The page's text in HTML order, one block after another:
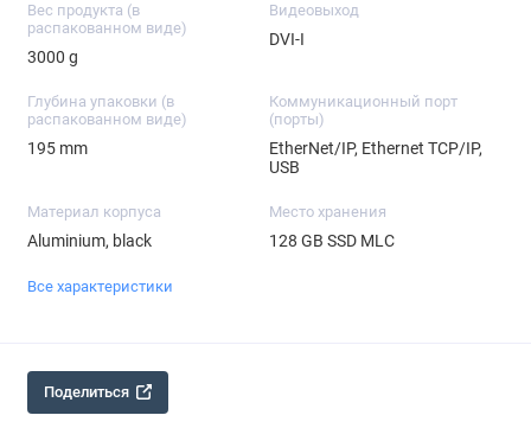
Вес продукта (в
распакованном виде)
3000 g
Видеовыход
DVI-I
Глубина упаковки (в
распакованном виде)
195 mm
Коммуникационный порт
(порты)
EtherNet/IP, Ethernet TCP/IP,
USB
Материал корпуса
Aluminium, black
Место хранения
128 GB SSD MLC
Все характеристики
Поделиться